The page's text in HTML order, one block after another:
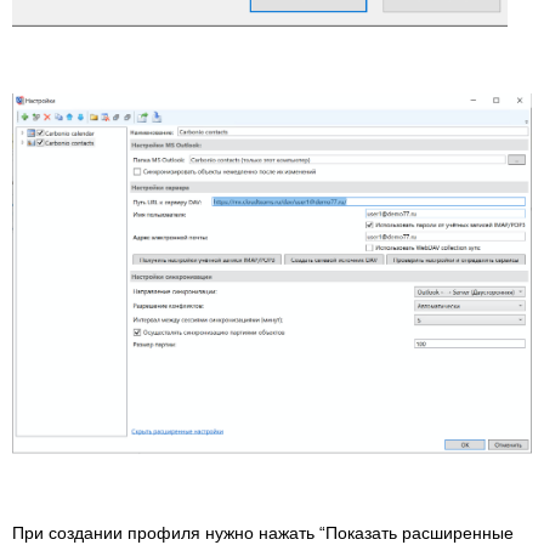
При создании профиля нужно нажать “Показать расширенные